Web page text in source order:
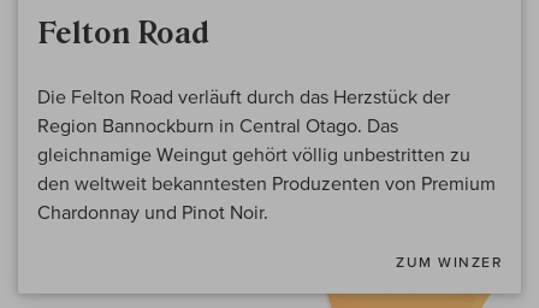
Felton Road
Die Felton Road verläuft durch das Herzstück der
Region Bannockburn in Central Otago. Das
gleichnamige Weingut gehört völlig unbestritten zu
den weltweit bekanntesten Produzenten von Premium
Chardonnay und Pinot Noir.
ZUM WINZER